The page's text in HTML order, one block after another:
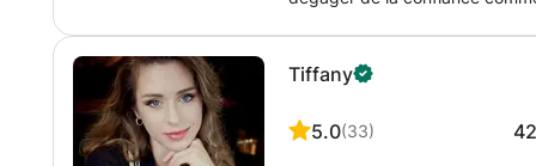
l'Ouest (notamment au Ghana
Nous ne mettrons pas
Tiffany
5.0(33)